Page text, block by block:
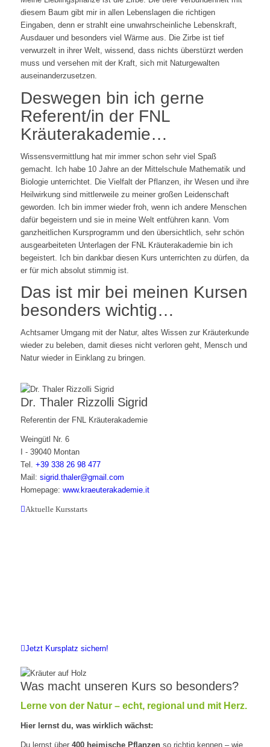
diesem Baum gibt mir in allen Lebenslagen die richtigen
Eingaben, denn er strahlt eine unwahrscheinliche Lebenskraft,
Ausdauer und besonders viel Wärme aus. Die Zirbe ist tief
verwurzelt in ihrer Welt, wissend, dass nichts überstürzt werden
muss und versehen mit der Kraft, sich mit Naturgewalten
auseinanderzusetzen.
Deswegen bin ich gerne
Referent/in der FNL
Kräuterakademie…
Wissensvermittlung hat mir immer schon sehr viel Spaß
gemacht. Ich habe 10 Jahre an der Mittelschule Mathematik und
Biologie unterrichtet. Die Vielfalt der Pflanzen, ihr Wesen und ihre
Heilwirkung sind mittlerweile zu meiner großen Leidenschaft
geworden. Ich bin immer wieder froh, wenn ich andere Menschen
dafür begeistern und sie in meine Welt entführen kann. Vom
ganzheitlichen Kursprogramm und den übersichtlich, sehr schön
ausgearbeiteten Unterlagen der FNL Kräuterakademie bin ich
begeistert. Ich bin dankbar diesen Kurs unterrichten zu dürfen, da
er für mich absolut stimmig ist.
Das ist mir bei meinen Kursen
besonders wichtig…
Achtsamer Umgang mit der Natur, altes Wissen zur Kräuterkunde
wieder zu beleben, damit dieses nicht verloren geht, Mensch und
Natur wieder in Einklang zu bringen.
Dr. Thaler Rizzolli Sigrid
Referentin der FNL Kräuterakademie
Weingütl Nr. 6
I - 39040 Montan
Tel. +39 338 26 98 477
Mail: sigrid.thaler@gmail.com
Homepage: www.kraeuterakademie.it
Aktuelle Kursstarts
Jetzt Kursplatz sichern!
Was macht unseren Kurs so besonders?
Lerne von der Natur – echt, regional und mit Herz.
Hier lernst du, was wirklich wächst:
Du lernst über 400 heimische Pflanzenso richtig kennen – wie